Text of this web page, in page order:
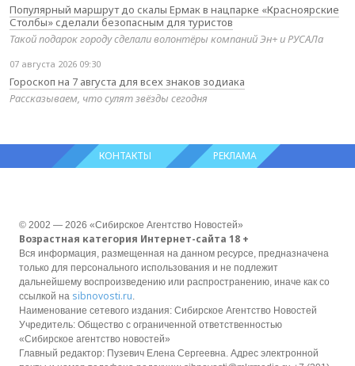
Популярный маршрут до скалы Ермак в нацпарке «Красноярские
Столбы» сделали безопасным для туристов
Такой подарок городу сделали волонтёры компаний Эн+ и РУСАЛа
07 августа 2026 09:30
Гороскоп на 7 августа для всех знаков зодиака
Рассказываем, что сулят звёзды сегодня
КОНТАКТЫ РЕКЛАМА
© 2002 — 2026 «Сибирское Агентство Новостей»
Возрастная категория Интернет-сайта 18 +
Вся информация, размещенная на данном ресурсе, предназначена
только для персонального использования и не подлежит
дальнейшему воспроизведению или распространению, иначе как со
ссылкой на sibnovosti.ru.
Наименование сетевого издания: Сибирское Агентство Новостей
Учредитель: Общество с ограниченной ответственностью
«Сибирское агентство новостей»
Главный редактор: Пузевич Елена Сергеевна. Адрес электронной